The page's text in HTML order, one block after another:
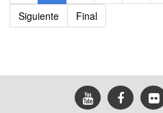
Siguiente
Final